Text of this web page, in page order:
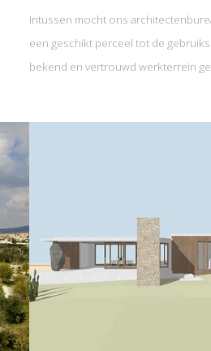
Intussen mocht ons
een geschikt perceel tot de
bekend en vertrouwd werkterrein